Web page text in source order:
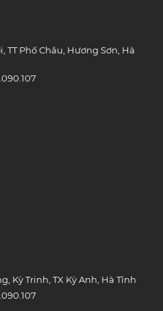
TT Phố Châu, Hương Sơn, Hà
Kỳ Trinh, TX Kỳ Anh, Hà Tĩnh